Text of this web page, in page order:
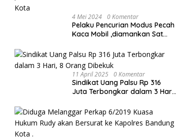
4 Mei 2024 0 Komentar
Pelaku Pencurian Modus Pecah
Kaca Mobil ,diamankan Sat
Kota
11 April 2025 0 Komentar
Sindikat Uang Palsu Rp 316
Juta Terbongkar dalam 3 Hari,